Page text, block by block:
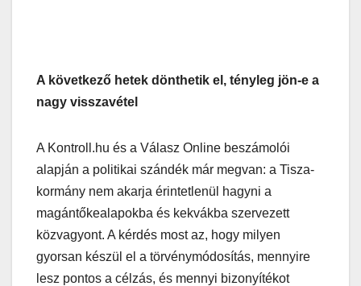
A következő hetek dönthetik el, tényleg jön-e a
nagy visszavétel
A Kontroll.hu és a Válasz Online beszámolói
alapján a politikai szándék már megvan: a Tisza-
kormány nem akarja érintetlenül hagyni a
magántőkealapokba és kekvákba szervezett
közvagyont. A kérdés most az, hogy milyen
gyorsan készül el a törvénymódosítás, mennyire
lesz pontos a célzás, és mennyi bizonyítékot